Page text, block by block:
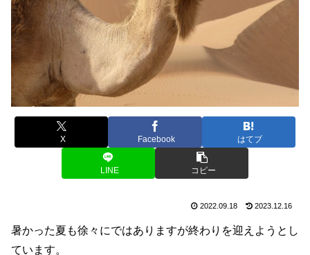
X Facebook はてブ
LINE コピー
2022.09.18 2023.12.16
暑かった夏も徐々にではありますが終わりを迎えようとし
ています。